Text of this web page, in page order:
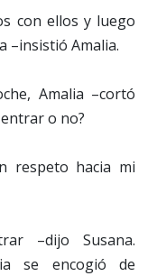
con ellos y luego
–insistió Amalia.
Amalia –cortó
o no?
respeto hacia mi
–dijo Susana.
se encogió de